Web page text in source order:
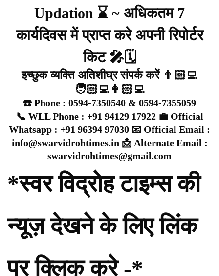
Updation ⌛ ~ अधिकतम 7
कार्यदिवस में प्राप्त करे अपनी रिपोर्टर
किट 🎤🗓️
इच्छुक व्यक्ति अतिशीघ्र संपर्क करें 👨🏻‍💻
🧑🏻‍💻👩🏻‍💻
☎️ Phone : 0594-7350540 & 0594-7355059
📞 WLL Phone : +91 94129 17922 💼 Official
Whatsapp : +91 96394 97030 📧 Official Email :
info@swarvidrohtimes.in 📩 Alternate Email :
swarvidrohtimes@gmail.com
*स्वर विद्रोह टाइम्स की
न्यूज़ देखने के लिए लिंक
पर क्लिक करे -*